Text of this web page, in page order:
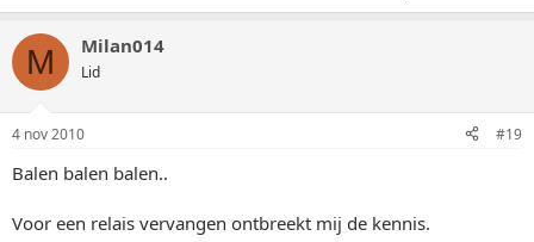
M Milan014
Lid
4 nov 2010 #19
Balen balen balen..
Voor een relais vervangen ontbreekt mij de kennis.